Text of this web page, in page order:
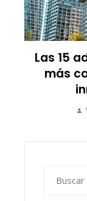
Las 15
más